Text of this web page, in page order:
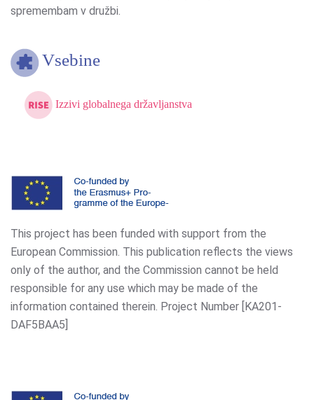
spremembam v družbi.
Vsebine
Izzivi globalnega državljanstva
This project has been funded with support from the
European Commission. This publication reflects the views
only of the author, and the Commission cannot be held
responsible for any use which may be made of the
information contained therein. Project Number [KA201-
DAF5BAA5]